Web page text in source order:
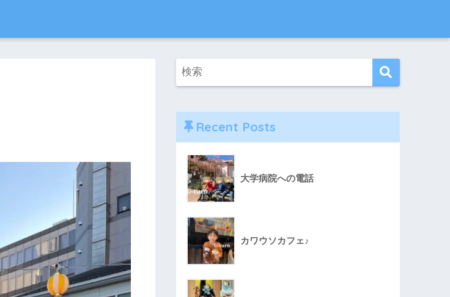
Recent Posts
大学病院への電話
カワウソカフェ♪